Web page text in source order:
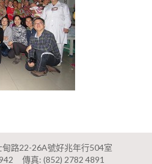
路22-26A號好兆年行504室
傳真: (852) 2782 4891